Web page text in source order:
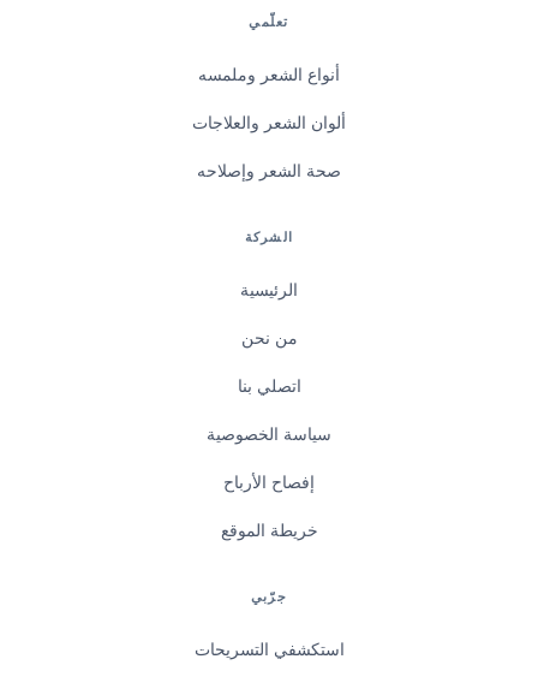
تعلّمي
أنواع الشعر وملمسه
ألوان الشعر والعلاجات
صحة الشعر وإصلاحه
الشركة
الرئيسية
من نحن
اتصلي بنا
سياسة الخصوصية
إفصاح الأرباح
خريطة الموقع
جرّبي
استكشفي التسريحات